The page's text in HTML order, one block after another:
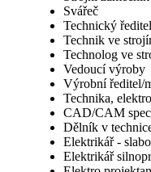
Svářeč
Technický
Technik ve
Technolog ve
Vedoucí výroby
Výrobní ředitel/
Technika,
CAD/CAM
Dělník v
Elektrikář -
Elektrikář